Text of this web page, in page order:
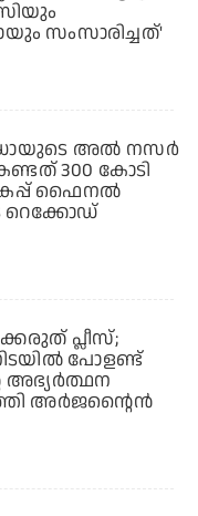
സംസാരിച്ചത്'
അൽ നസർ
300 കോടി
ഫൈനൽ
റെക്കോഡ്‌
പ്ലീസ്;
പോളണ്ട്
അഭ്യർത്ഥന
അർജന്റൈൻ